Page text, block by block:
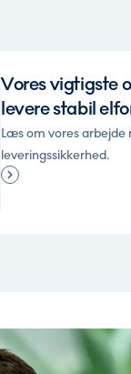
Vores vigtigste
levere stabil
Læs om vores arbejde
leveringssikkerhed.